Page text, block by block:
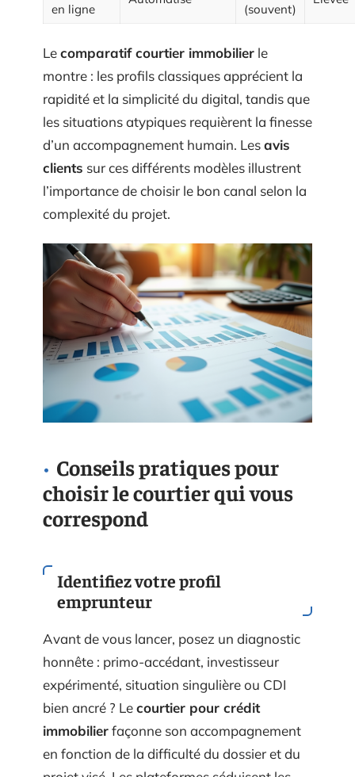
en ligne
(souvent)
Lecomparatif courtier immobilier le
montre : les profils classiques apprécient la
rapidité et la simplicité du digital, tandis que
les situations atypiques requièrent la finesse
d’un accompagnement humain. Lesavis
clients sur ces différents modèles illustrent
l’importance de choisir le bon canal selon la
complexité du projet.
Conseils pratiques pour
choisir le courtier qui vous
correspond
Identifiez votre profil
emprunteur
Avant de vous lancer, posez un diagnostic
honnête : primo-accédant, investisseur
expérimenté, situation singulière ou CDI
bien ancré ? Lecourtier pour crédit
immobilierfaçonne son accompagnement
en fonction de la difficulté du dossier et du